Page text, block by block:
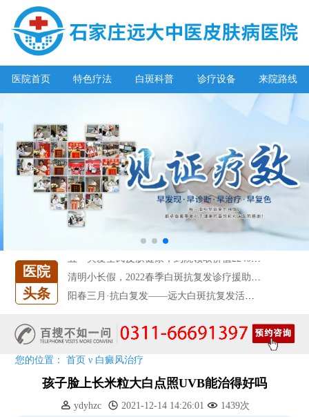
医院首页 特色疗法 白斑科普 诊疗设备 来院路线
医院
头条
7天唤醒黑色素，寒假不留白 体面迎新年!
特邀原清华大学第一附属医院皮肤科主任28-29日来院会诊
预约从速!远大白转黑分享活动即将开幕!特邀北京专家来院坐诊!
恭贺伍德镜检查系统成功落户!暑期超强福利点击领取!
【世界白癜风日】白斑0元普查，更有多重福利千万别错过!
欢乐六一 “粽”享端午——彩绘童画世界 留住美丽瞬间
清明小长假，2022春季白斑抗复发诊疗援助活动开启!
阳春三月·抗白复发——远大白斑抗复发活动开启!
放寒假，祛白斑!7天唤醒黑色素!白斑强化诊疗进行中!
特邀原清华大学第一附属医院皮肤科主任28-29日来院会诊
您的位置：首页 ν 白癜风治疗
孩子脸上长米粒大白点照UVB能治得好吗
ydyhzc 2021-12-14 14:26:01 1439次